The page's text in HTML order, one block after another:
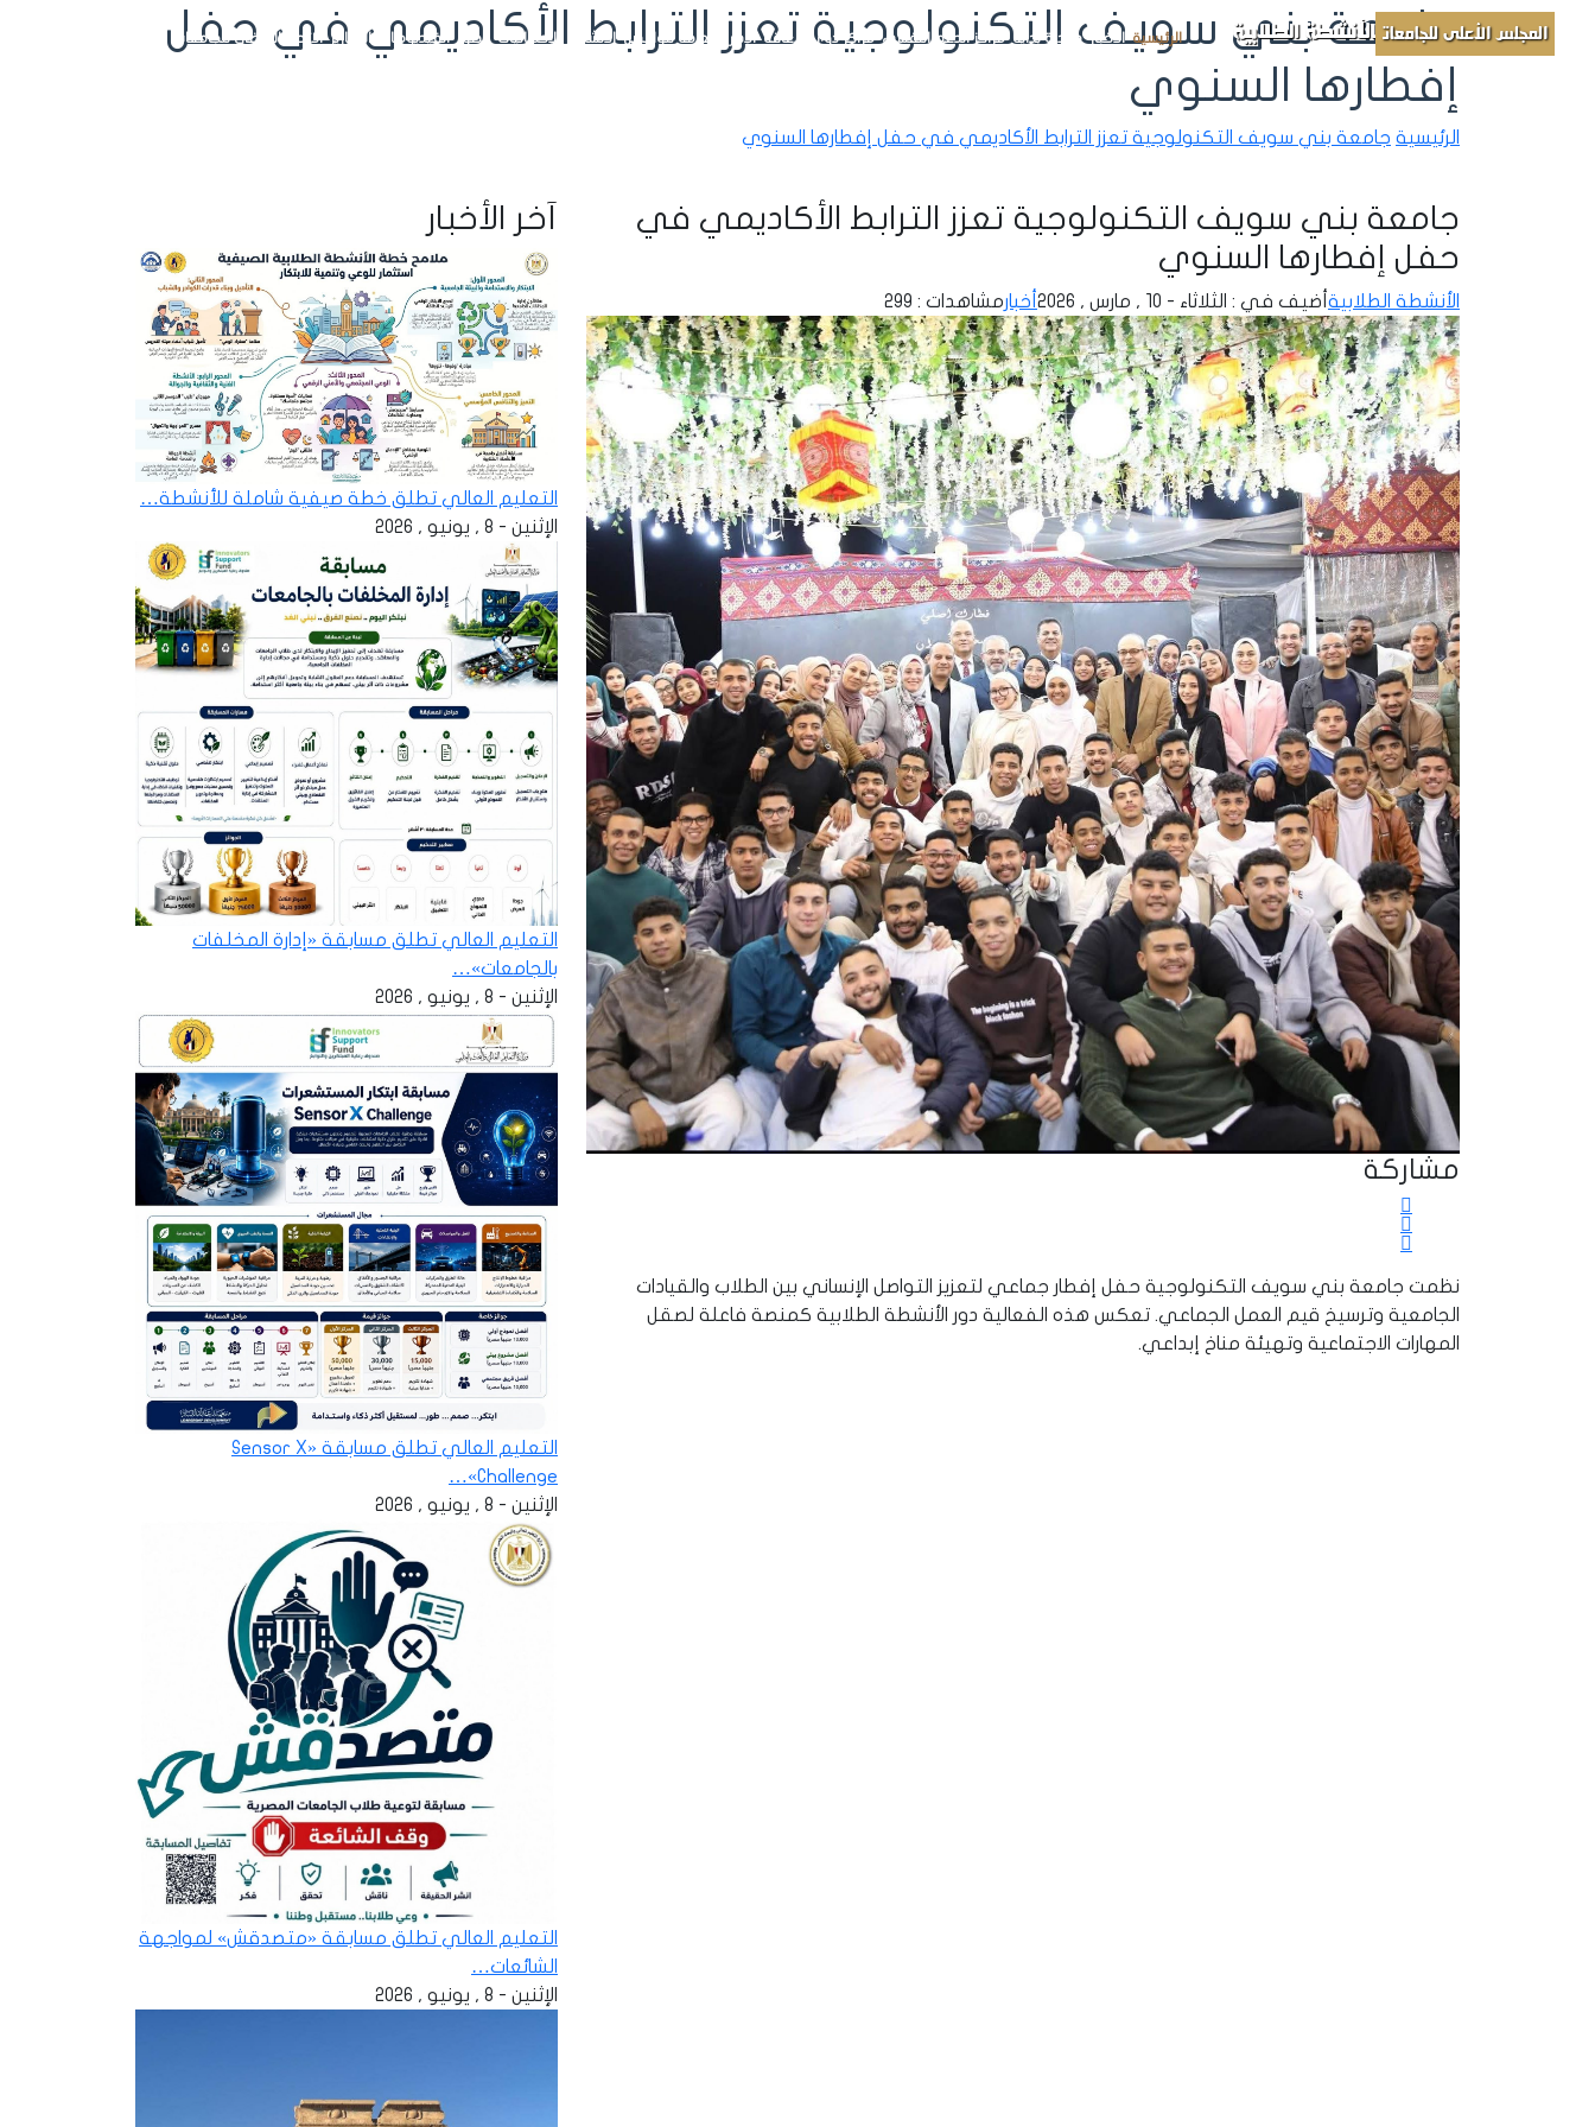
المجلس الأعلى للجامعات الأنشطة الطلابية الرئيسية الأخبار مبادرة بداية مراكز الدعم النفسي مراكز ذوي الإعاقة الإدارة العامة للوافدين الأنشطة الإحصائيات الصور الفيديوهات التقارير الاتحاد الرياضي للجامعات
جامعة بني سويف التكنولوجية تعزز الترابط الأكاديمي في حفل
إفطارها السنوي
الرئيسية جامعة بني سويف التكنولوجية تعزز الترابط الأكاديمي في حفل إفطارها السنوي
جامعة بني سويف التكنولوجية تعزز الترابط الأكاديمي في
حفل إفطارها السنوي
الأنشطة الطلابية أضيف في : الثلاثاء - 10 , مارس , 2026 أخبارمشاهدات : 299
مشاركة
نظمت جامعة بني سويف التكنولوجية حفل إفطار جماعي لتعزيز التواصل الإنساني بين الطلاب والقيادات
الجامعية وترسيخ قيم العمل الجماعي. تعكس هذه الفعالية دور الأنشطة الطلابية كمنصة فاعلة لصقل
المهارات الاجتماعية وتهيئة مناخ إبداعي.
آخر الأخبار
التعليم العالي تطلق خطة صيفية شاملة للأنشطة…
الإثنين - 8 , يونيو , 2026
التعليم العالي تطلق مسابقة «إدارة المخلفات
بالجامعات»…
الإثنين - 8 , يونيو , 2026
التعليم العالي تطلق مسابقة «Sensor X
Challenge»…
الإثنين - 8 , يونيو , 2026
التعليم العالي تطلق مسابقة «متصدقش» لمواجهة
الشائعات…
الإثنين - 8 , يونيو , 2026